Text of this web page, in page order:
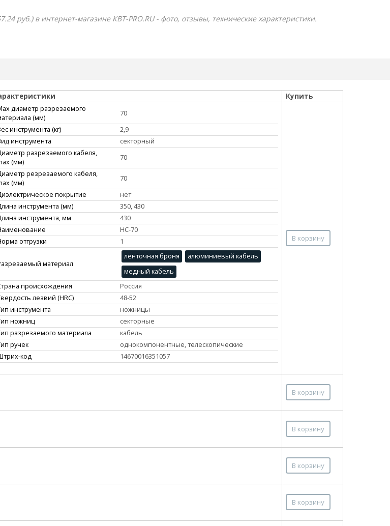
руб.) в интернет-магазине КВТ-PRO.RU - фото, отзывы, технические характеристики.
Купить
диаметр разрезаемого
(мм)
70
инструмента (кг)
2,9
инструмента
секторный
разрезаемого кабеля,
(мм)
70
резрезаемого кабеля,
(мм)
70
покрытие
нет
инструмента (мм)
350, 430
инструмента, мм
430
НС-70
отгрузки
1
материал
ленточная броня
алюминиевый кабель
медный кабель
происхождения
Россия
лезвий (HRC)
48-52
инструмента
ножницы
ножниц
секторные
разрезаемого материала
кабель
ручек
однокомпонентные, телескопические
код
14670016351057
В корзину
В корзину
В корзину
В корзину
В корзину